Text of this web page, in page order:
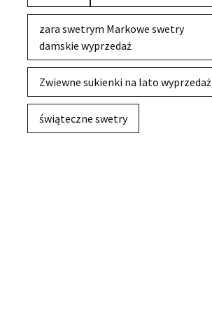
zara swetrym Markowe swetry
damskie wyprzedaż
Zwiewne sukienki na lato wyprzedaż
świąteczne swetry